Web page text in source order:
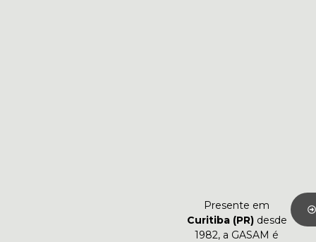
Presente em
Curitiba (PR)desde
1982, a GASAM é